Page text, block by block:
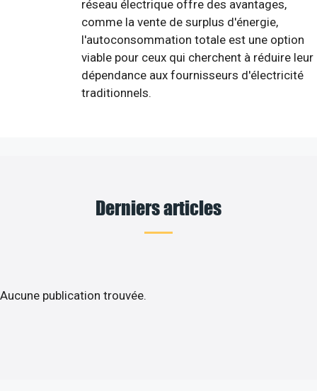
réseau électrique offre des avantages,
comme la vente de surplus d'énergie,
l'autoconsommation totale est une option
viable pour ceux qui cherchent à réduire leur
dépendance aux fournisseurs d'électricité
traditionnels.
Derniers articles
Aucune publication trouvée.